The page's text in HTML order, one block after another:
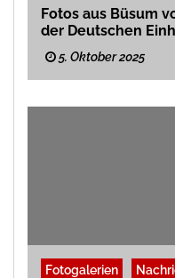
Fotos aus Büsum
der Deutschen
5. Oktober 2025
Fotogalerien